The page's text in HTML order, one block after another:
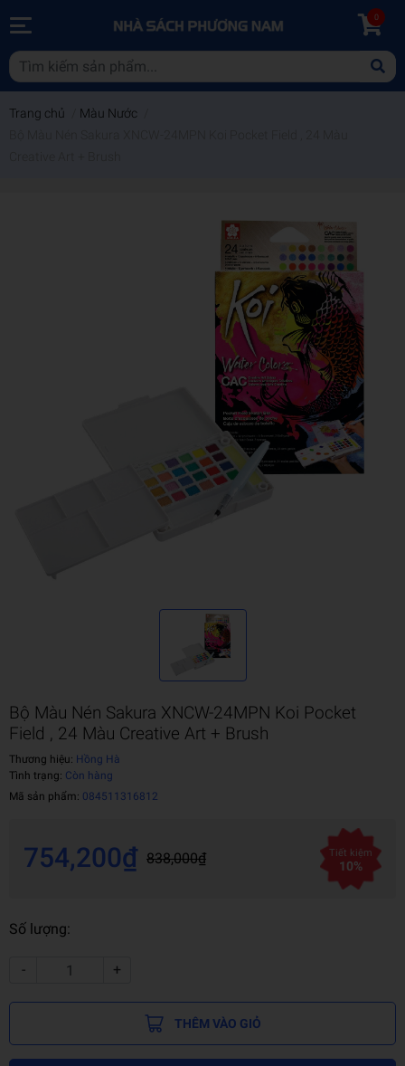
0
Trang chủ Màu Nước
Bộ Màu Nén Sakura XNCW-24MPN Koi Pocket
Field , 24 Màu Creative Art + Brush
Thương hiệu: Hồng Hà
Tình trạng: Còn hàng
Mã sản phẩm: 084511316812
754,200₫ 838,000₫ Tiết kiệm
10%
Số lượng:
- +
THÊM VÀO GIỎ